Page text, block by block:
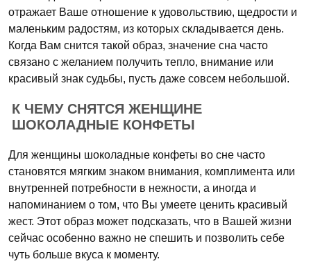
отражает Ваше отношение к удовольствию, щедрости и
маленьким радостям, из которых складывается день.
Когда Вам снится такой образ, значение сна часто
связано с желанием получить тепло, внимание или
красивый знак судьбы, пусть даже совсем небольшой.
К ЧЕМУ СНЯТСЯ ЖЕНЩИНЕ
ШОКОЛАДНЫЕ КОНФЕТЫ
Для женщины шоколадные конфеты во сне часто
становятся мягким знаком внимания, комплимента или
внутренней потребности в нежности, а иногда и
напоминанием о том, что Вы умеете ценить красивый
жест. Этот образ может подсказать, что в Вашей жизни
сейчас особенно важно не спешить и позволить себе
чуть больше вкуса к моменту.